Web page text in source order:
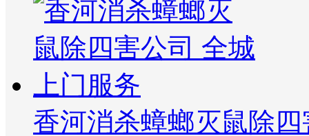
香河消杀蟑螂灭鼠除